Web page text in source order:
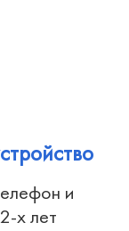
и
х лет